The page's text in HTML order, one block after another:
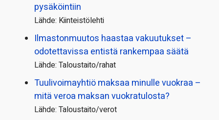
pysäköintiin
Lähde: Kiinteistölehti
Ilmastonmuutos haastaa vakuutukset –
odotettavissa entistä rankempaa säätä
Lähde: Taloustaito/rahat
Tuulivoimayhtiö maksaa minulle vuokraa –
mitä veroa maksan vuokratulosta?
Lähde: Taloustaito/verot